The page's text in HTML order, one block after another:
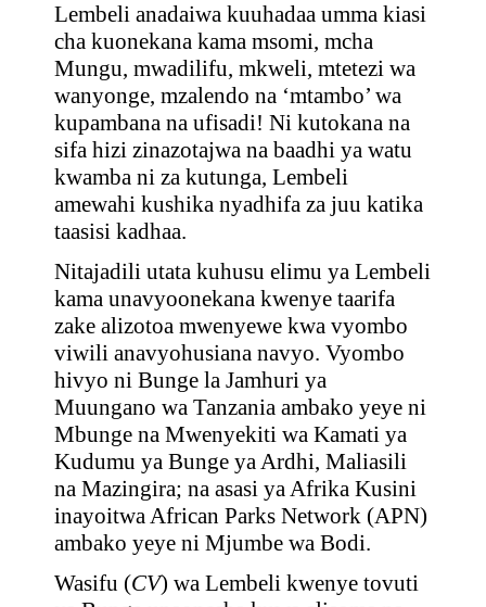
Lembeli anadaiwa kuuhadaa umma kiasi
cha kuonekana kama msomi, mcha
Mungu, mwadilifu, mkweli, mtetezi wa
wanyonge, mzalendo na ‘mtambo’ wa
kupambana na ufisadi! Ni kutokana na
sifa hizi zinazotajwa na baadhi ya watu
kwamba ni za kutunga, Lembeli
amewahi kushika nyadhifa za juu katika
taasisi kadhaa.
Nitajadili utata kuhusu elimu ya Lembeli
kama unavyoonekana kwenye taarifa
zake alizotoa mwenyewe kwa vyombo
viwili anavyohusiana navyo. Vyombo
hivyo ni Bunge la Jamhuri ya
Muungano wa Tanzania ambako yeye ni
Mbunge na Mwenyekiti wa Kamati ya
Kudumu ya Bunge ya Ardhi, Maliasili
na Mazingira; na asasi ya Afrika Kusini
inayoitwa African Parks Network (APN)
ambako yeye ni Mjumbe wa Bodi.
Wasifu (CV) wa Lembeli kwenye tovuti